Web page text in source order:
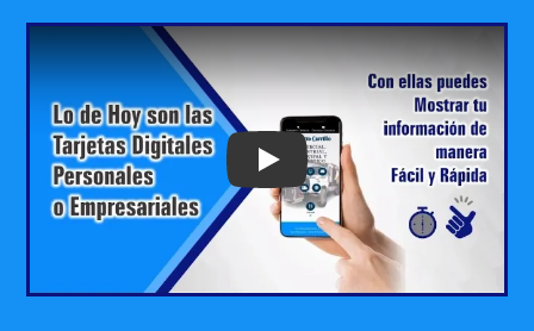
Play: Keynote (Google I/O '18)